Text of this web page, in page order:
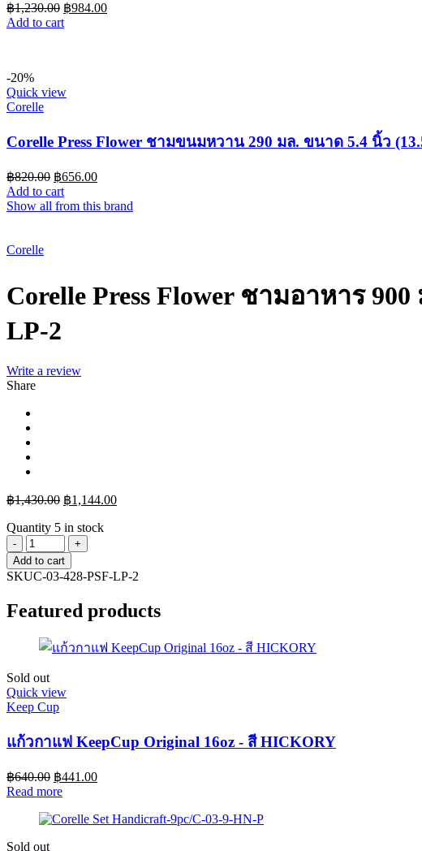
฿1,230.00 ฿984.00
Add to cart
-20%
Quick view
Corelle
Corelle Press Flower ชามขนมหวาน 290 มล. ขนาด 5.4 นิ้ว
฿820.00 ฿656.00
Add to cart
Show all from this brand
Corelle
Corelle Press Flower ชามอาหาร
LP-2
Write a review
Share
฿1,430.00 ฿1,144.00
Quantity 5 in stock
Corelle
Press
Flower
อาหาร
มล.
6.4
นิ้ว
(15.5
2
ชิ้น
Add to cart
SKUC-03-428-PSF-LP-2
Featured products
Sold out
Quick view
Keep Cup
แก้วกาแฟ KeepCup Original 16oz - สี HICKORY
฿640.00 ฿441.00
Read more
Sold out